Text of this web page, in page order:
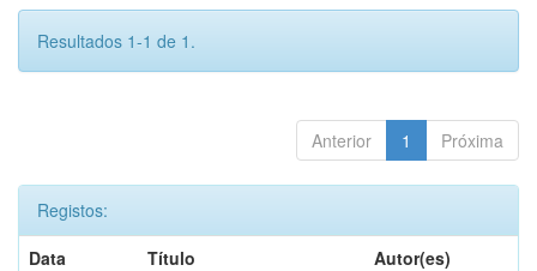
Resultados 1-1 de 1.
Anterior 1 Próxima
Registos:
Data
Título Autor(es)